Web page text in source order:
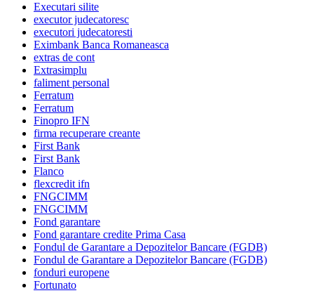
Executari silite
executor judecatoresc
executori judecatoresti
Eximbank Banca Romaneasca
extras de cont
Extrasimplu
faliment personal
Ferratum
Ferratum
Finopro IFN
firma recuperare creante
First Bank
First Bank
Flanco
flexcredit ifn
FNGCIMM
FNGCIMM
Fond garantare
Fond garantare credite Prima Casa
Fondul de Garantare a Depozitelor Bancare (FGDB)
Fondul de Garantare a Depozitelor Bancare (FGDB)
fonduri europene
Fortunato